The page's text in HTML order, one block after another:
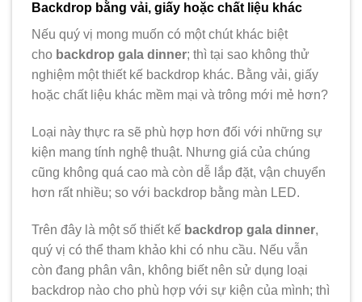
Backdrop bằng vải, giấy hoặc chất liệu khác
Nếu quý vị mong muốn có một chút khác biệt
cho backdrop gala dinner; thì tại sao không thử
nghiệm một thiết kế backdrop khác. Bằng vải, giấy
hoặc chất liệu khác mềm mại và trông mới mẻ hơn?
Loại này thực ra sẽ phù hợp hơn đối với những sự
kiện mang tính nghệ thuật. Nhưng giá của chúng
cũng không quá cao mà còn dễ lắp đặt, vận chuyển
hơn rất nhiều; so với backdrop bằng màn LED.
Trên đây là một số thiết kế backdrop gala dinner,
quý vị có thể tham khảo khi có nhu cầu. Nếu vẫn
còn đang phân vân, không biết nên sử dụng loại
backdrop nào cho phù hợp với sự kiện của mình; thì